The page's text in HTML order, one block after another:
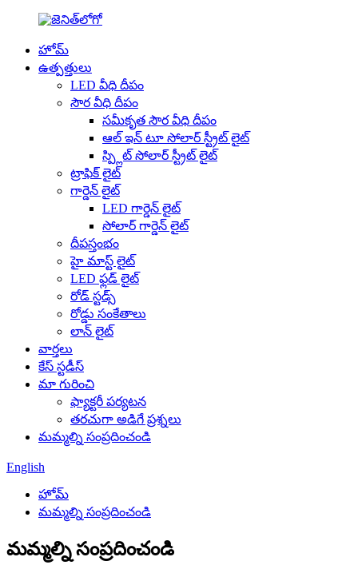
హోమ్
ఉత్పత్తులు
LED వీధి దీపం
సౌర వీధి దీపం
సమీకృత సౌర వీధి దీపం
ఆల్ ఇన్ టూ సోలార్ స్ట్రీట్ లైట్
స్ప్లిట్ సోలార్ స్ట్రీట్ లైట్
ట్రాఫిక్ లైట్
గార్డెన్ లైట్
LED గార్డెన్ లైట్
సోలార్ గార్డెన్ లైట్
దీపస్తంభం
హై మాస్ట్ లైట్
LED ఫ్లడ్ లైట్
రోడ్ స్టడ్స్
రోడ్డు సంకేతాలు
లాన్ లైట్
వార్తలు
కేస్ స్టడీస్
మా గురించి
ఫ్యాక్టరీ పర్యటన
తరచుగా అడిగే ప్రశ్నలు
మమ్మల్ని సంప్రదించండి
English
హోమ్
మమ్మల్ని సంప్రదించండి
మమ్మల్ని సంప్రదించండి